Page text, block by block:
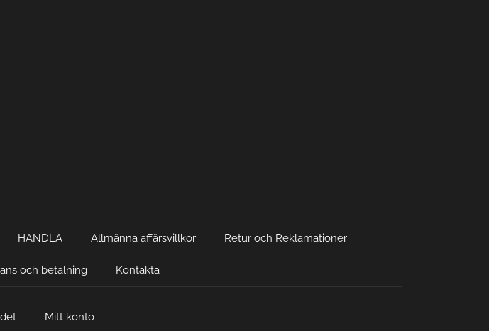
HANDLA Allmänna affärsvillkor Retur och Reklamationer
och betalning Kontakta
Mitt konto